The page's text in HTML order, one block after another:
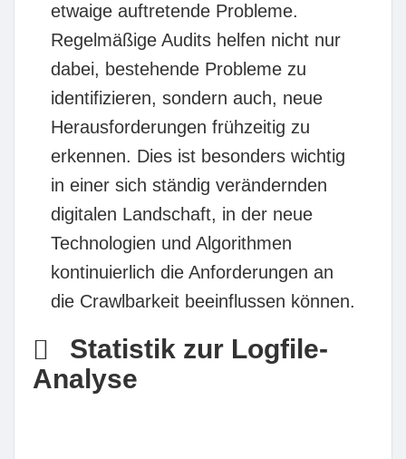
etwaige auftretende Probleme.
Regelmäßige Audits helfen nicht nur
dabei, bestehende Probleme zu
identifizieren, sondern auch, neue
Herausforderungen frühzeitig zu
erkennen. Dies ist besonders wichtig
in einer sich ständig verändernden
digitalen Landschaft, in der neue
Technologien und Algorithmen
kontinuierlich die Anforderungen an
die Crawlbarkeit beeinflussen können.
Statistik zur Logfile-
Analyse